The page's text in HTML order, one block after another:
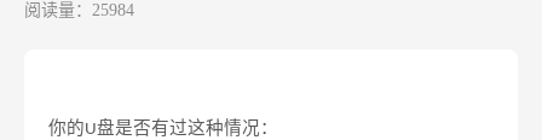
阅读量：25984
你的U盘是否有过这种情况：